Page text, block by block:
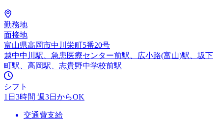
勤務地
面接地
富山県高岡市中川栄町5番20号
越中中川駅、急患医療センター前駅、広小路(富山)駅、坂下
町駅、高岡駅、志貴野中学校前駅
シフト
1日3時間 週3日からOK
交通費支給